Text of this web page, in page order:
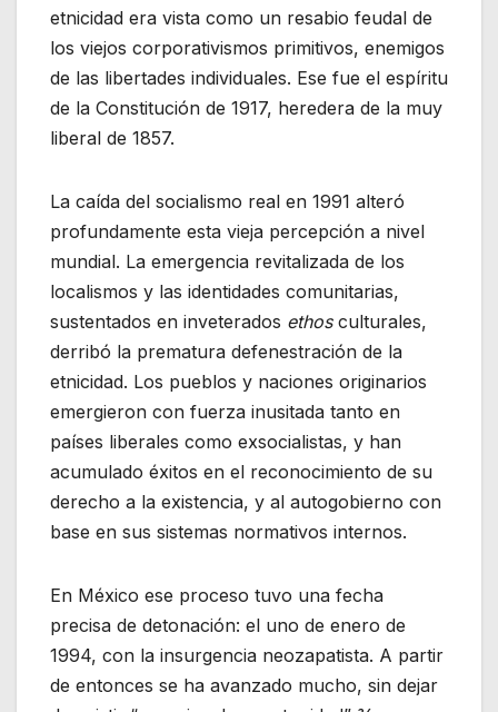
etnicidad era vista como un resabio feudal de
los viejos corporativismos primitivos, enemigos
de las libertades individuales. Ese fue el espíritu
de la Constitución de 1917, heredera de la muy
liberal de 1857.
La caída del socialismo real en 1991 alteró
profundamente esta vieja percepción a nivel
mundial. La emergencia revitalizada de los
localismos y las identidades comunitarias,
sustentados en inveterados ethosculturales,
derribó la prematura defenestración de la
etnicidad. Los pueblos y naciones originarios
emergieron con fuerza inusitada tanto en
países liberales como exsocialistas, y han
acumulado éxitos en el reconocimiento de su
derecho a la existencia, y al autogobierno con
base en sus sistemas normativos internos.
En México ese proceso tuvo una fecha
precisa de detonación: el uno de enero de
1994, con la insurgencia neozapatista. A partir
de entonces se ha avanzado mucho, sin dejar